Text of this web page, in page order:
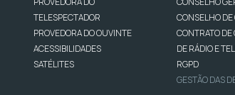
TELESPECTADOR
PROVEDORA DO OUVINTE
ACESSIBILIDADES
SATÉLITES
CONSELHO DE
CONTRATO DE
DE RÁDIO E
RGPD
GESTÃO DAS